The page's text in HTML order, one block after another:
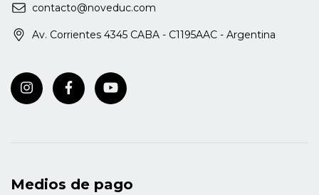
contacto@noveduc.com
Av. Corrientes 4345 CABA - C1195AAC - Argentina
Medios de pago